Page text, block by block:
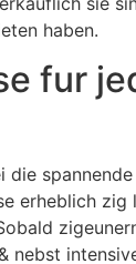
haben.
fur
die
erheblich zig
nebst